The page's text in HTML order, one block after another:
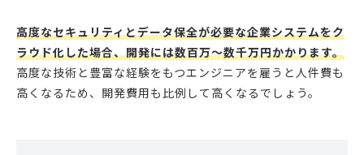
高度なセキュリティとデータ保全が必要な企業システムをク
ラウド化した場合、開発には数百万〜数千万円かかります。
高度な技術と豊富な経験をもつエンジニアを雇うと人件費も
高くなるため、開発費用も比例して高くなるでしょう。